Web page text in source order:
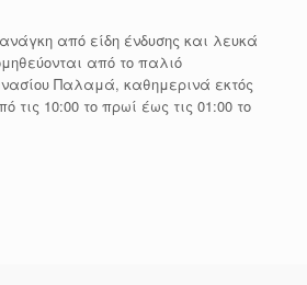
από είδη ένδυσης και λευκά
από το παλιό
Παλαμά, καθημερινά εκτός
τις 10:00 το πρωί έως τις 01:00 το